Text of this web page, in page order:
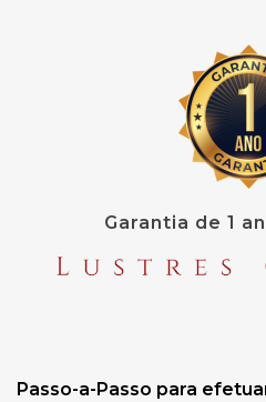
Garantia de 1
Passo-a-Passo para